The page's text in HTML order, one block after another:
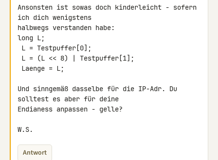
Ansonsten ist sowas doch kinderleicht - sofern
ich dich wenigstens
halbwegs verstanden habe:
long L;
Und sinngemäß dasselbe für die IP-Adr. Du
solltest es aber für deine
Endianess anpassen - gelle?
W.S.
Antwort